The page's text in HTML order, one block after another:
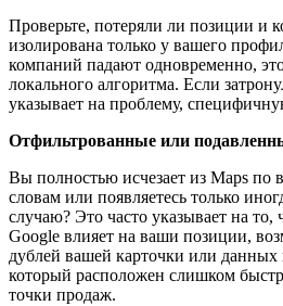
Проверьте, потеряли ли позиции и
изолирована только у вашего
компаний падают одновременно,
локального алгоритма. Если
указывает на проблему,
Отфильтрованные или
Вы полностью исчезает из Maps
словам или появляетесь только
случаю? Это часто указывает на
Google влияет на ваши позиции,
дублей вашей карточки или данных
который расположен слишком
точки продаж.